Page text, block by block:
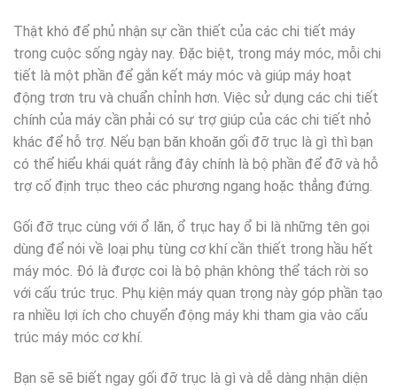
Thật khó để phủ nhận sự cần thiết của các chi tiết máy
trong cuộc sống ngày nay. Đặc biệt, trong máy móc, mỗi chi
tiết là một phần để gắn kết máy móc và giúp máy hoạt
động trơn tru và chuẩn chỉnh hơn. Việc sử dụng các chi tiết
chính của máy cần phải có sự trợ giúp của các chi tiết nhỏ
khác để hỗ trợ. Nếu bạn băn khoăn gối đỡ trục là gì thì bạn
có thể hiểu khái quát rằng đây chính là bộ phần để đỡ và hỗ
trợ cố định trục theo các phương ngang hoặc thẳng đứng.
Gối đỡ trục cùng với ổ lăn, ổ trục hay ổ bi là những tên gọi
dùng để nói về loại phụ tùng cơ khí cần thiết trong hầu hết
máy móc. Đó là được coi là bộ phận không thể tách rời so
với cấu trúc trục. Phụ kiện máy quan trọng này góp phần tạo
ra nhiều lợi ích cho chuyển động máy khi tham gia vào cấu
trúc máy móc cơ khí.
Bạn sẽ sẽ biết ngay gối đỡ trục là gì và dễ dàng nhận diện